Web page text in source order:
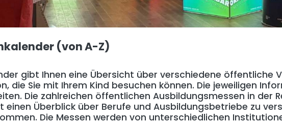
(von A-Z)
gibt Ihnen eine Übersicht über verschiedene öffentliche
die Sie mit Ihrem Kind besuchen können. Die jeweiligen
Die zahlreichen öffentlichen Ausbildungsmessen in der
einen Überblick über Berufe und Ausbildungsbetriebe zu
Die Messen werden von unterschiedlichen